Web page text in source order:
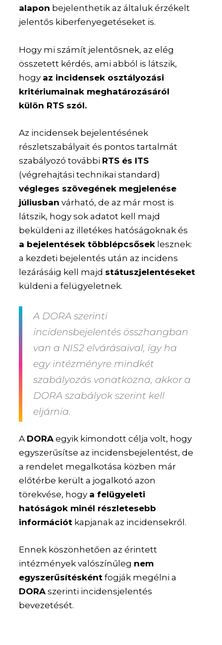
alapon bejelenthetik az általuk érzékelt
jelentős kiberfenyegetéseket is.
Hogy mi számít jelentősnek, az elég
összetett kérdés, ami abból is látszik,
hogy az incidensek osztályozási
kritériumainak meghatározásáról
külön RTS szól.
Az incidensek bejelentésének
részletszabályait és pontos tartalmát
szabályozó további RTS és ITS
(végrehajtási technikai standard)
végleges szövegének megjelenése
júliusban várható, de az már most is
látszik, hogy sok adatot kell majd
beküldeni az illetékes hatóságoknak és
a bejelentések többlépcsősek lesznek:
a kezdeti bejelentés után az incidens
lezárásáig kell majd státuszjelentéseket
küldeni a felügyeletnek.
A DORA szerinti
incidensbejelentés összhangban
van a NIS2 elvárásaival, így ha
egy intézményre mindkét
szabályozás vonatkozna, akkor a
DORA szabályok szerint kell
eljárnia.
A DORA egyik kimondott célja volt, hogy
egyszerűsítse az incidensbejelentést, de
a rendelet megalkotása közben már
előtérbe került a jogalkotó azon
törekvése, hogy a felügyeleti
hatóságok minél részletesebb
információt kapjanak az incidensekről.
Ennek köszönhetően az érintett
intézmények valószínűleg nem
egyszerűsítésként fogják megélni a
DORA szerinti incidensjelentés
bevezetését.